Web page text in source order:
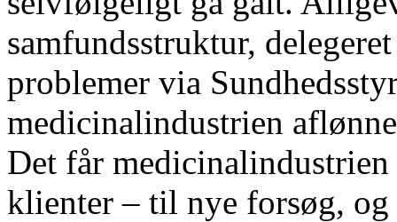
samfundsstruktur,
problemer via
medicinalindustrien
Det får
klienter – til nye forsøg,